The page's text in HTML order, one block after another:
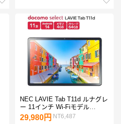
NEC LAVIE Tab T11d ルナグレ
ー 11インチ Wi-Fiモデル
Android 14 4GB/64GB docomo
select
29,980円 NT6,487